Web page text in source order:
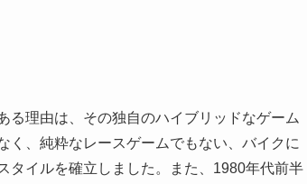
る理由は、その独自のハイブリッドなゲーム
く、純粋なレースゲームでもない、バイクに
タイルを確立しました。また、1980年代前半